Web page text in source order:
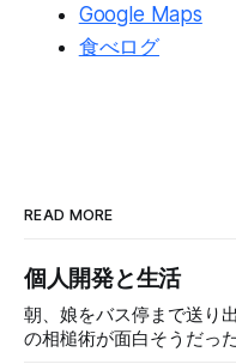
Google Maps
食べログ
READ MORE
個人開発と生活
朝、娘をバス停まで送り
の相槌術が面白そうだっ